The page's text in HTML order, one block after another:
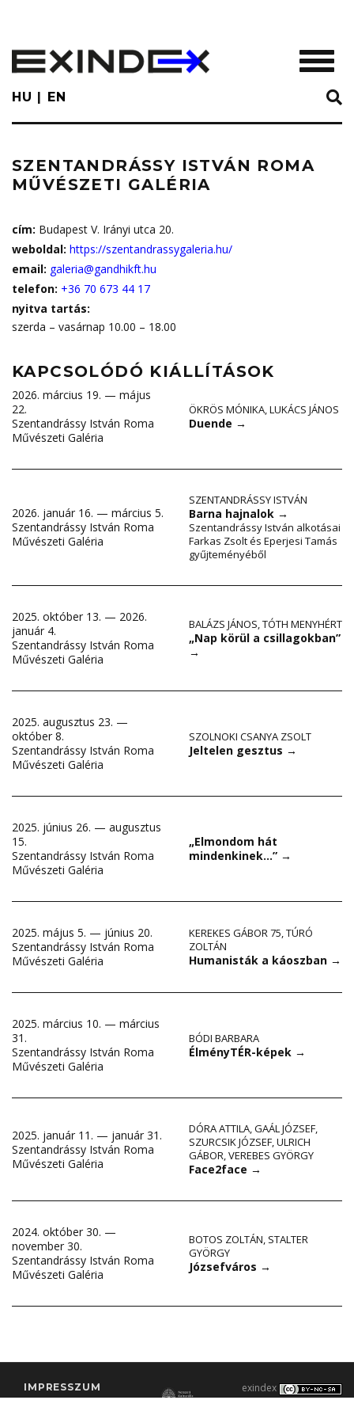
main
content
HU EN
SZENTANDRÁSSY ISTVÁN ROMA
MŰVÉSZETI GALÉRIA
cím: Budapest V. Irányi utca 20.
weboldal: https://szentandrassygaleria.hu/
email: galeria@gandhikft.hu
telefon: +36 70 673 44 17
nyitva tartás:
szerda – vasárnap 10.00 – 18.00
KAPCSOLÓDÓ KIÁLLÍTÁSOK
2026. március 19. — május
22.
Szentandrássy István Roma
Művészeti Galéria
ÖKRÖS MÓNIKA,LUKÁCS JÁNOS
Duende →
2026. január 16. — március 5.
Szentandrássy István Roma
Művészeti Galéria
SZENTANDRÁSSY ISTVÁN
Barna hajnalok →
Szentandrássy István alkotásai
Farkas Zsolt és Eperjesi Tamás
gyűjteményéből
2025. október 13. — 2026.
január 4.
Szentandrássy István Roma
Művészeti Galéria
BALÁZS JÁNOS,TÓTH MENYHÉRT
„Nap körül a csillagokban”
→
2025. augusztus 23. —
október 8.
Szentandrássy István Roma
Művészeti Galéria
SZOLNOKI CSANYA ZSOLT
Jeltelen gesztus →
2025. június 26. — augusztus
15.
Szentandrássy István Roma
Művészeti Galéria
„Elmondom hát
mindenkinek…” →
2025. május 5. — június 20.
Szentandrássy István Roma
Művészeti Galéria
KEREKES GÁBOR 75,TÚRÓ
ZOLTÁN
Humanisták a káoszban →
2025. március 10. — március
31.
Szentandrássy István Roma
Művészeti Galéria
BÓDI BARBARA
ÉlményTÉR-képek →
2025. január 11. — január 31.
Szentandrássy István Roma
Művészeti Galéria
DÓRA ATTILA,GAÁL JÓZSEF,
SZURCSIK JÓZSEF,ULRICH
GÁBOR,VEREBES GYÖRGY
Face2face →
2024. október 30. —
november 30.
Szentandrássy István Roma
Művészeti Galéria
BOTOS ZOLTÁN, STALTER
GYÖRGY
Józsefváros →
IMPRESSZUM
exindex